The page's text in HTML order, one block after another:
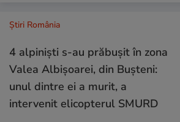
Știri România
4 alpiniști s-au prăbușit în zona
Valea Albișoarei, din Bușteni:
unul dintre ei a murit, a
intervenit elicopterul SMURD